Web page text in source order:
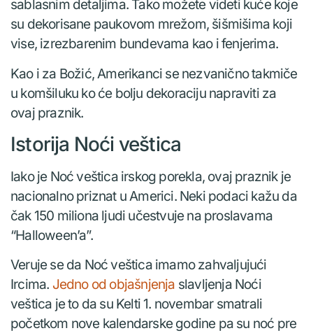
sablasnim detaljima. Tako možete videti kuće koje
su dekorisane paukovom mrežom, šišmišima koji
vise, izrezbarenim bundevama kao i fenjerima.
Kao i za Božić, Amerikanci se nezvanično takmiče
u komšiluku ko će bolju dekoraciju napraviti za
ovaj praznik.
Istorija Noći veštica
Iako je Noć veštica irskog porekla, ovaj praznik je
nacionalno priznat u Americi. Neki podaci kažu da
čak 150 miliona ljudi učestvuje na proslavama
“Halloween’a”.
Veruje se da Noć veštica imamo zahvaljujući
Ircima. Jedno od objašnjenja slavljenja Noći
veštica je to da su Kelti 1. novembar smatrali
početkom nove kalendarske godine pa su noć pre